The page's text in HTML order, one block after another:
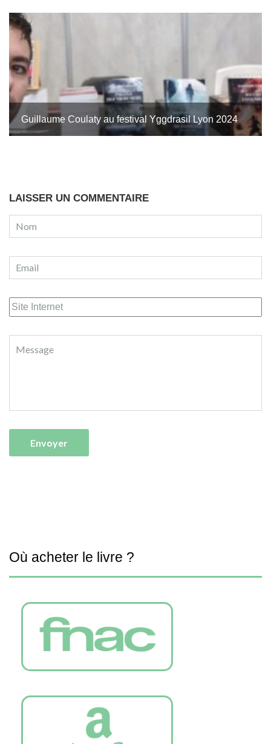
Guillaume Coulaty au festival Yggdrasil Lyon 2024
LAISSER UN COMMENTAIRE
Où acheter le livre ?